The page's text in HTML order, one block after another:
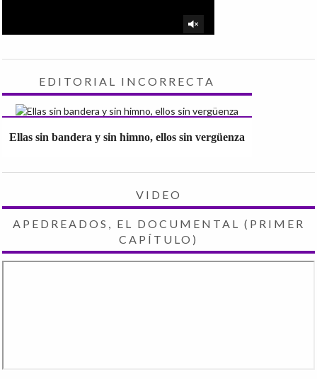
EDITORIAL INCORRECTA
Ellas sin bandera y sin himno, ellos sin vergüenza
VIDEO
APEDREADOS, EL DOCUMENTAL (PRIMER
CAPÍTULO)